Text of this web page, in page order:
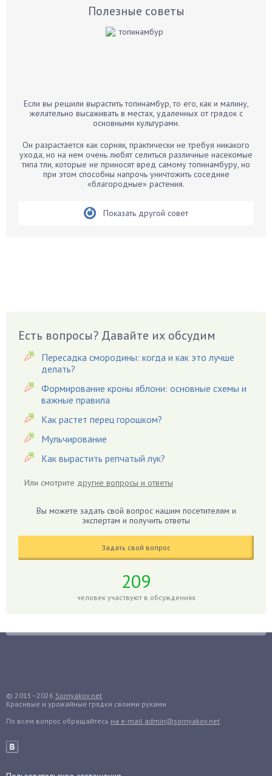
Бархатцы
Белые грибы
Бирючина
Бобовые
Вредители
Гардения
Гацания
Гвоздики
Георгины
Герань
Гиацинт
Гибискус
Гладиолусы
Голубика
Груши
Дайкон
Декабрист
Полезные советы
Если вы решили вырастить топинамбур, то его, как и малину,
желательно высаживать в местах, удаленных от грядок с
основными культурами.
Он разрастается как сорняк, практически не требуя никакого
ухода, но на нем очень любят селиться различные насекомые
типа тли, которые не приносят вред самому топинамбуру, но
при этом способны напрочь уничтожить соседние
«благородные» растения.
Показать другой совет
Есть вопросы? Давайте их обсудим
Пересадка смородины: когда и как это лучше
делать?
Формирование кроны яблони: основные схемы и
важные правила
Как растет перец горошком?
Мульчирование
Как вырастить репчатый лук?
Или смотрите другие вопросы и ответы
Вы можете задать свой вопрос нашим посетителям и
экспертам и получить ответы
Задать свой вопрос
209
человек участвуют в обсуждениях
© 2015–2026 Sornyakov.net
Красивые и урожайные грядки своими руками
По всем вопрос обращайтесь на e-mail admin@sornyakov.net